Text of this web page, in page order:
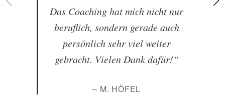
Das Coaching hat mich nicht nur
beruflich, sondern gerade auch
persönlich sehr viel weiter
gebracht. Vielen Dank dafür!“
– M. HÖFEL